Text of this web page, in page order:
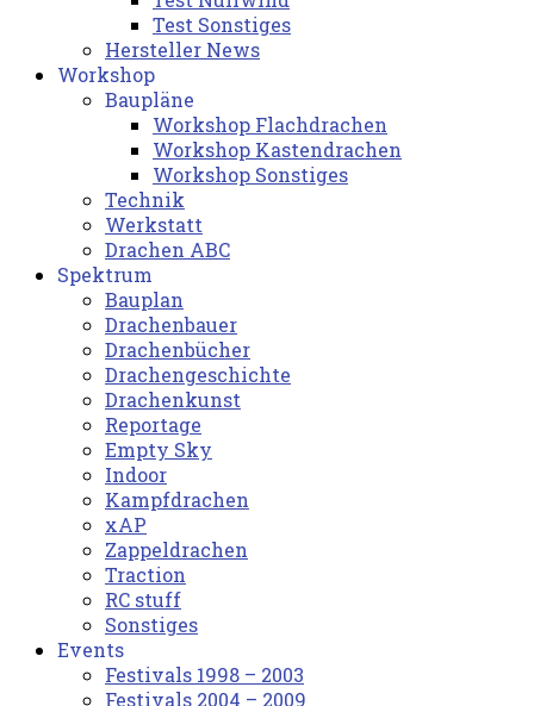
Test Sonstiges
Hersteller News
Workshop
Baupläne
Workshop Flachdrachen
Workshop Kastendrachen
Workshop Sonstiges
Technik
Werkstatt
Drachen ABC
Spektrum
Bauplan
Drachenbauer
Drachenbücher
Drachengeschichte
Drachenkunst
Reportage
Empty Sky
Indoor
Kampfdrachen
xAP
Zappeldrachen
Traction
RC stuff
Sonstiges
Events
Festivals 1998 – 2003
Festivals 2004 – 2009